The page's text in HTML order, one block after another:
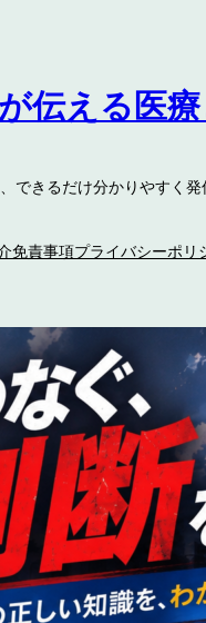
伝える医
できるだけ分かりやすく
免責事項プライバシーポリ